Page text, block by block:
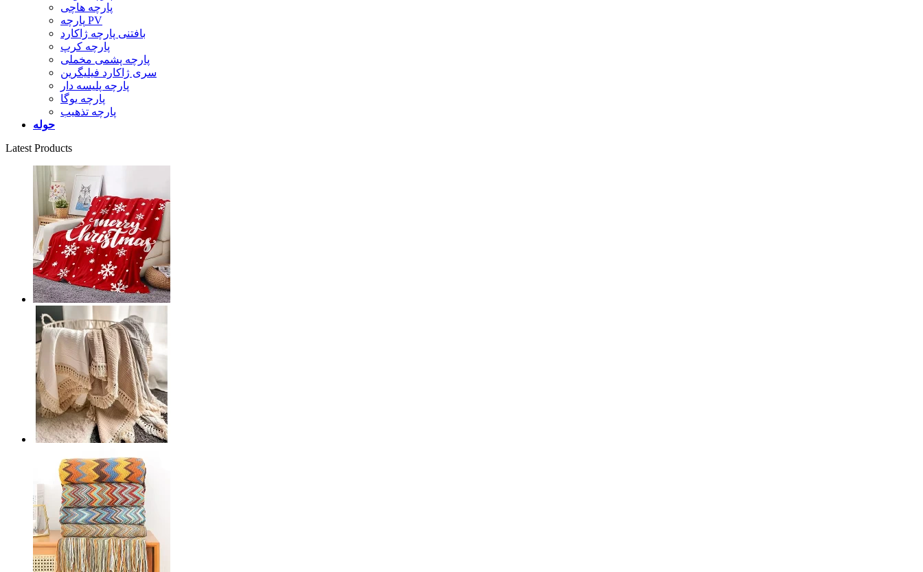
پارچه هاچی
پارچه PV
بافتنی پارچه ژاکارد
پارچه کرپ
پارچه پشمی مخملی
سری ژاکارد فیلیگرین
پارچه پلیسه دار
پارچه یوگا
پارچه تذهیب
حوله
Latest Products